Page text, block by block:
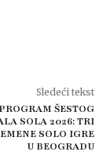
Sledeći tekst
PROGRAM ŠESTOG
SOLA 2026: TRI
SOLO IGRE
U BEOGRADU